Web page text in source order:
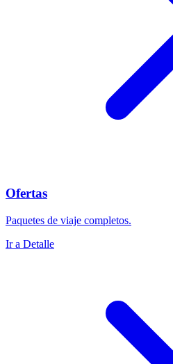
Ofertas
Paquetes de viaje completos.
Ir a Detalle